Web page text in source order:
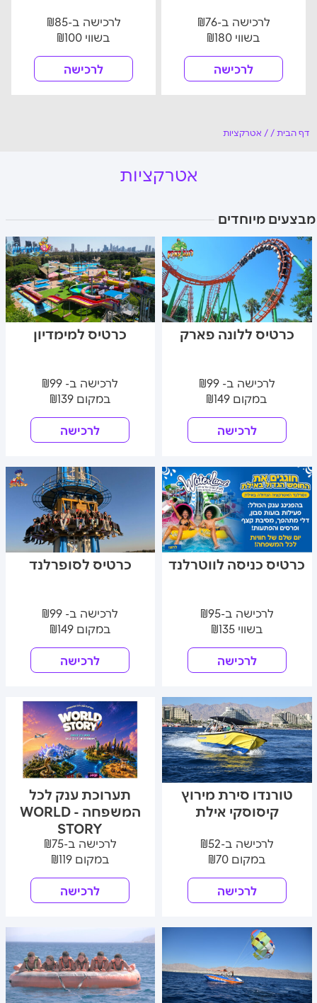
לרכישה ב-₪76
בשווי ₪180
לרכישה
לרכישה ב-₪85
בשווי ₪100
לרכישה
דף הבית /
/ אטרקציות
אטרקציות
מבצעים מיוחדים
כרטיס למימדיון
לרכישה ב- ₪99
במקום ₪139
לרכישה
כרטיס ללונה פארק
לרכישה ב- ₪99
במקום ₪149
לרכישה
כרטיס לסופרלנד
לרכישה ב- ₪99
במקום ₪149
לרכישה
כרטיס כניסה לווטרלנד
לרכישה ב-₪95
בשווי ₪135
לרכישה
תערוכת ענק לכל
המשפחה - WORLD
STORY
לרכישה ב-₪75
במקום ₪119
לרכישה
טורנדו סירת מירוץ
קיסוסקי אילת
לרכישה ב-₪52
במקום ₪70
לרכישה